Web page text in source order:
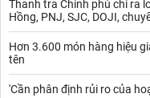
Thanh tra Chính phủ chỉ ra
Hồng, PNJ, SJC, DOJI,
Hơn 3.600 món hàng hiệu
tên
'Cần phân định rủi ro của